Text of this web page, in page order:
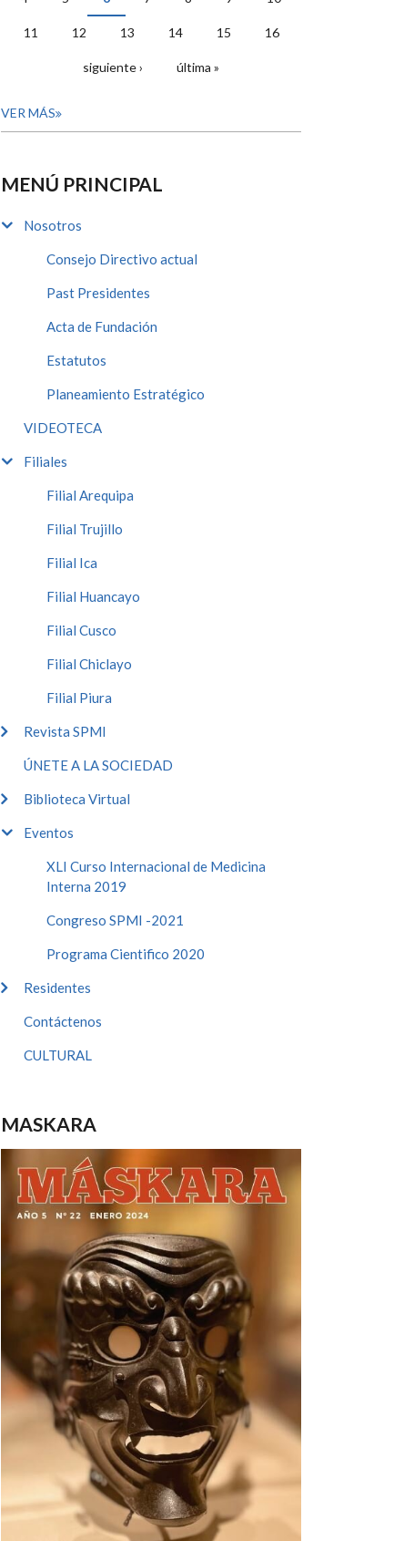
11 12 13 14 15 16
siguiente › última »
VER MÁS
MENÚ PRINCIPAL
Nosotros
Consejo Directivo actual
Past Presidentes
Acta de Fundación
Estatutos
Planeamiento Estratégico
VIDEOTECA
Filiales
Filial Arequipa
Filial Trujillo
Filial Ica
Filial Huancayo
Filial Cusco
Filial Chiclayo
Filial Piura
Revista SPMI
ÚNETE A LA SOCIEDAD
Biblioteca Virtual
Eventos
XLI Curso Internacional de Medicina
Interna 2019
Congreso SPMI -2021
Programa Cientifico 2020
Residentes
Contáctenos
CULTURAL
MASKARA